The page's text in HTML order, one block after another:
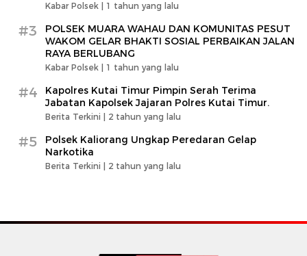
Kabar Polsek | 1 tahun yang lalu
#3
POLSEK MUARA WAHAU DAN KOMUNITAS PESUT
WAKOM GELAR BHAKTI SOSIAL PERBAIKAN JALAN
RAYA BERLUBANG
Kabar Polsek | 1 tahun yang lalu
#4
Kapolres Kutai Timur Pimpin Serah Terima
Jabatan Kapolsek Jajaran Polres Kutai Timur.
Berita Terkini | 2 tahun yang lalu
#5
Polsek Kaliorang Ungkap Peredaran Gelap
Narkotika
Berita Terkini | 2 tahun yang lalu